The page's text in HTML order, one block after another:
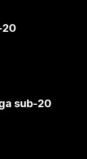
20
sub-20